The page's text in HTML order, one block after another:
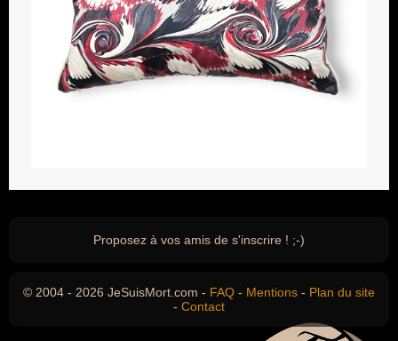
Proposez à vos amis de s'inscrire ! ;-)
© 2004 - 2026 JeSuisMort.com - FAQ - Mentions - Plan du site
- Contact